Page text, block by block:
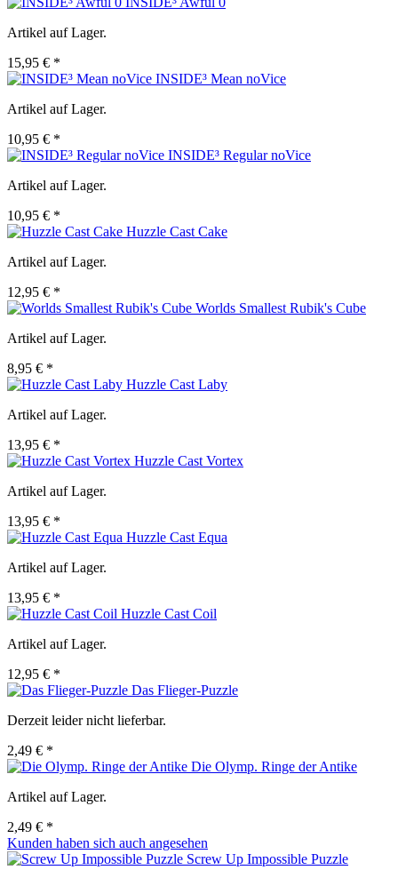
Artikel auf Lager.
15,95 € *
INSIDE³ Mean noVice
Artikel auf Lager.
10,95 € *
INSIDE³ Regular noVice
Artikel auf Lager.
10,95 € *
Huzzle Cast Cake
Artikel auf Lager.
12,95 € *
Worlds Smallest Rubik's Cube
Artikel auf Lager.
8,95 € *
Huzzle Cast Laby
Artikel auf Lager.
13,95 € *
Huzzle Cast Vortex
Artikel auf Lager.
13,95 € *
Huzzle Cast Equa
Artikel auf Lager.
13,95 € *
Huzzle Cast Coil
Artikel auf Lager.
12,95 € *
Das Flieger-Puzzle
Derzeit leider nicht lieferbar.
2,49 € *
Die Olymp. Ringe der Antike
Artikel auf Lager.
2,49 € *
Kunden haben sich auch angesehen
Screw Up Impossible Puzzle